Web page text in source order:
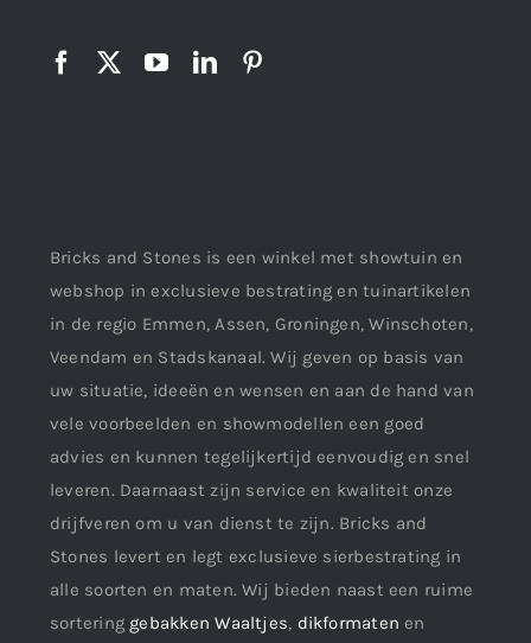
Bricks and Stones is een winkel met showtuin en
webshop in exclusieve bestrating en tuinartikelen
in de regio Emmen, Assen, Groningen, Winschoten,
Veendam en Stadskanaal. Wij geven op basis van
uw situatie, ideeën en wensen en aan de hand van
vele voorbeelden en showmodellen een goed
advies en kunnen tegelijkertijd eenvoudig en snel
leveren. Daarnaast zijn service en kwaliteit onze
drijfveren om u van dienst te zijn. Bricks and
Stones levert en legt exclusieve sierbestrating in
alle soorten en maten. Wij bieden naast een ruime
sortering gebakken Waaltjes, dikformaten en